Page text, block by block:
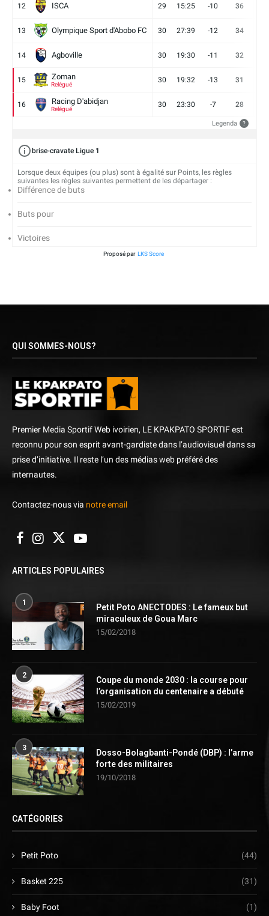
12 ISCA 29 15:25 -10 36
13 Olympique Sport d'Abobo FC 30 27:39 -12 34
14 Agboville 30 19:30 -11 32
15 Zoman
Relégué
30 19:32 -13 31
16 Racing D'abidjan
Relégué
30 23:30 -7 28
Legenda ?
brise-cravate Ligue 1
Lorsque deux équipes (ou plus) sont à égalité sur Points, les règles
suivantes les règles suivantes permettent de les départager :
Différence de buts
Buts pour
Victoires
Proposé par LKS Score
QUI SOMMES-NOUS?
Premier Media Sportif Web ivoirien, LE KPAKPATO SPORTIF est
reconnu pour son esprit avant-gardiste dans l’audiovisuel dans sa
prise d’initiative. Il reste l’un des médias web préféré des
internautes.
Contactez-nous via notre email
ARTICLES POPULAIRES
1
Petit Poto ANECTODES : Le fameux but
miraculeux de Goua Marc
15/02/2018
2
Coupe du monde 2030 : la course pour
l’organisation du centenaire a débuté
15/02/2019
3
Dosso-Bolagbanti-Pondé (DBP) : l’arme
forte des militaires
19/10/2018
CATÉGORIES
Petit Poto (44)
Basket 225 (31)
Baby Foot (1)